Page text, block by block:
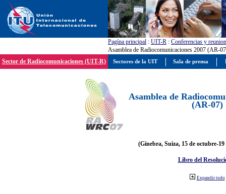
Pagína principal : UIT-R : Conferencias y
Asamblea de Radiocomunicaciones 2007 (AR-
Sector de Radiocomunicaciones (UIT-R)
Asamblea de
(AR-07)
(Ginebra, Suiza, 15 de octubre-19
Libro del
Expandir todo
Sectores de la UIT Sala de prensa